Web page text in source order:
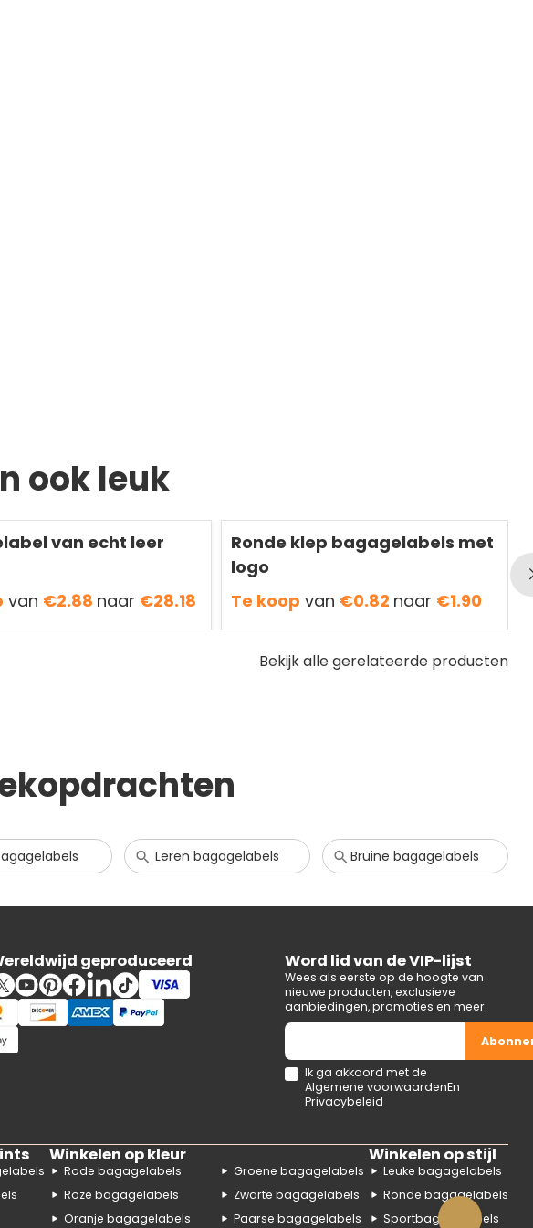
ook leuk
van echt leer
van €2.88 naar €28.18
Ronde klep bagagelabels met
logo
Te koop van €0.82 naar €1.90
Bekijk alle gerelateerde producten
Leren bagagelabels Bruine bagagelabels
geproduceerd Word lid van de VIP-lijst
Wees als eerste op de hoogte van
nieuwe producten, exclusieve
aanbiedingen, promoties en meer.
Ik ga akkoord met de
Algemene voorwaardenEn
Privacybeleid
Winkelen op kleur
Rode bagagelabels
Roze bagagelabels
Oranje bagagelabels
Groene bagagelabels
Zwarte bagagelabels
Paarse bagagelabels
Winkelen op stijl
Leuke bagagelabels
Ronde bagagelabels
Sportbagagelabels